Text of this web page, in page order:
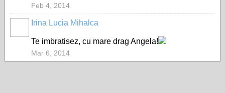
Feb 4, 2014
Irina Lucia Mihalca
Te imbratisez, cu mare drag Angela!
Mar 6, 2014